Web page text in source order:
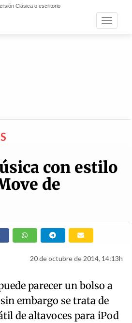
Clásica o escritorio
Toggle
con estilo
de
20 de octubre de 2014, 14:13h
parecer un bolso a
embargo se trata de
de altavoces para iPod